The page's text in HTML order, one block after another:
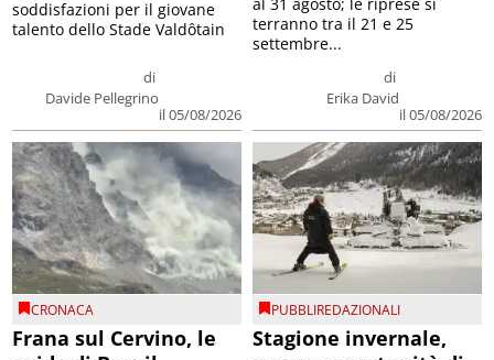
di
Davide Pellegrino
il 05/08/2026
soddisfazioni per il giovane
talento dello Stade Valdôtain
di
Erika David
il 05/08/2026
terranno tra il 21 e 25
settembre...
CRONACA
Frana sul Cervino, le
PUBBLIREDAZIONALI
Stagione invernale,